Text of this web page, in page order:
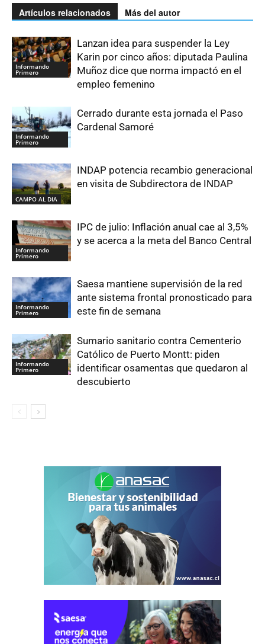
Artículos relacionados Más del autor
Informando
Primero
Lanzan idea para suspender la Ley
Karin por cinco años: diputada Paulina
Muñoz dice que norma impactó en el
empleo femenino
Informando
Primero
Cerrado durante esta jornada el Paso
Cardenal Samoré
CAMPO AL DIA
INDAP potencia recambio generacional
en visita de Subdirectora de INDAP
Informando
Primero
IPC de julio: Inflación anual cae al 3,5%
y se acerca a la meta del Banco Central
Informando
Primero
Saesa mantiene supervisión de la red
ante sistema frontal pronosticado para
este fin de semana
Informando
Primero
Sumario sanitario contra Cementerio
Católico de Puerto Montt: piden
identificar osamentas que quedaron al
descubierto